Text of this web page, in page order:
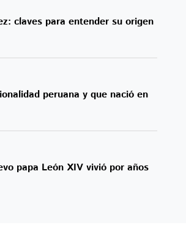
claves para entender su origen
peruana y que nació en
papa León XIV vivió por años